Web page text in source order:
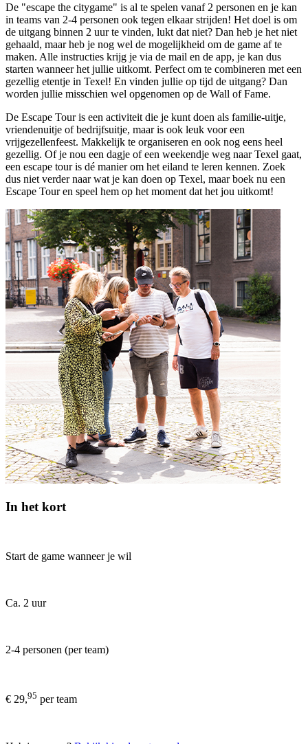
De "escape the citygame" is al te spelen vanaf 2 personen en je kan
in teams van 2-4 personen ook tegen elkaar strijden! Het doel is om
de uitgang binnen 2 uur te vinden, lukt dat niet? Dan heb je het niet
gehaald, maar heb je nog wel de mogelijkheid om de game af te
maken. Alle instructies krijg je via de mail en de app, je kan dus
starten wanneer het jullie uitkomt. Perfect om te combineren met een
gezellig etentje in Texel! En vinden jullie op tijd de uitgang? Dan
worden jullie misschien wel opgenomen op de Wall of Fame.
De Escape Tour is een activiteit die je kunt doen als familie-uitje,
vriendenuitje of bedrijfsuitje, maar is ook leuk voor een
vrijgezellenfeest. Makkelijk te organiseren en ook nog eens heel
gezellig. Of je nou een dagje of een weekendje weg naar Texel gaat,
een escape tour is dé manier om het eiland te leren kennen. Zoek
dus niet verder naar wat je kan doen op Texel, maar boek nu een
Escape Tour en speel hem op het moment dat het jou uitkomt!
In het kort
Start de game wanneer je wil
Ca. 2 uur
2-4 personen (per team)
€ 29,95 per team